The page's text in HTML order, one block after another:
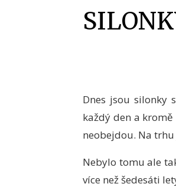
Dnes jsou silonky
každý den a
neobejdou. Na
Nebylo tomu ale
více než šedesáti